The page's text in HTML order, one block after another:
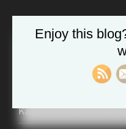
Carian
untuk:
KIRIMAN TERKINI
Kalendar Malaysia 2026
Enjoy this